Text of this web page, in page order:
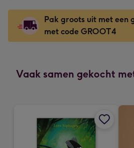
160
x
120
mm
Dimensions:
231
x
€6,49
-
Voor
indruk
241
mm
Pak groots uit met een
met code GROOT4
Vaak samen gekocht